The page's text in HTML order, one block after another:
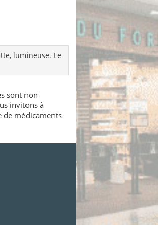
lumineuse. Le
sont non
invitons à
médicaments